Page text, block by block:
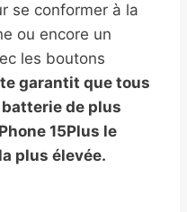
se conformer à la
ou encore un
les boutons
garantit que tous
de plus
15Plus le
plus élevée.